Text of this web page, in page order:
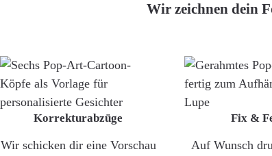
Wir zeichnen dein
Korrekturabzüge
Wir schicken dir eine Vorschau
Fix &
Auf Wunsch